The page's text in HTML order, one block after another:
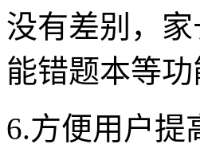
没有差别，
能错题本等
6.方便用户提